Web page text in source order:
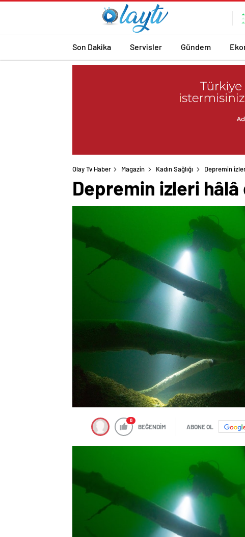
Son Dakika Servisler Gündem
Olay Tv Haber Magazin Kadın Sağlığı Depremin
Depremin izleri hâlâ
0
BEĞENDİM ABONE OL